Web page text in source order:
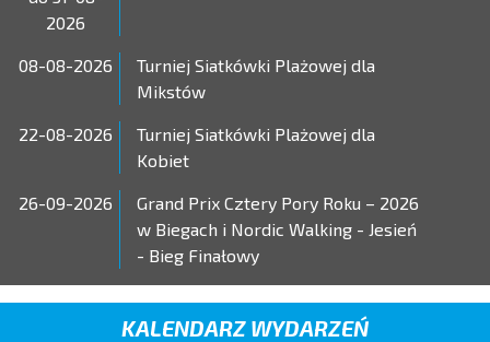
2026
08-08-2026
Turniej Siatkówki Plażowej dla
Mikstów
22-08-2026
Turniej Siatkówki Plażowej dla
Kobiet
26-09-2026
Grand Prix Cztery Pory Roku – 2026
w Biegach i Nordic Walking - Jesień
- Bieg Finałowy
KALENDARZ WYDARZEŃ